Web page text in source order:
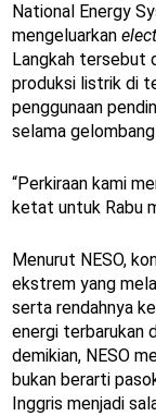
National Energy
mengeluarkan
Langkah tersebut
produksi listrik di
penggunaan
selama gelombang
“Perkiraan kami
ketat untuk Rabu
Menurut NESO,
ekstrem yang
serta rendahnya
energi terbarukan
demikian, NESO
bukan berarti
Inggris menjadi